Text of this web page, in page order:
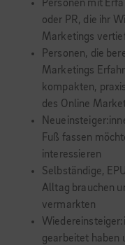
Personen mit
oder PR, die ihr
Marketings
Personen, die
Marketings
kompakten,
des Online
Fuß fassen
interessieren
Selbständige,
Alltag brauchen
vermarkten
gearbeitet haben